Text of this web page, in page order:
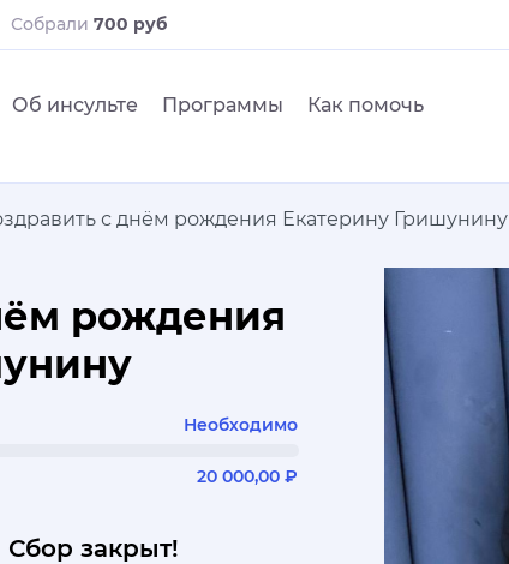
Собрали 700 руб
Об инсульте Программы Как помочь
с днём рождения Екатерину Гришунину
рождения
Необходимо
20 000,00 ₽
Сбор закрыт!